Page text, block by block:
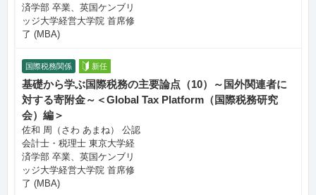
済学部 卒業、英国ケンブリ
ッジ大学経営大学院 首席修
了 (MBA)
国際税務関係 新任
基礎から学ぶ国際税務の主要論点（10）～国外関連者に
対する寄附金～＜Global Tax Platform（国際税務研究
会）編＞
佐和 周（さわ あまね） 公認
会計士・税理士 東京大学経
済学部 卒業、英国ケンブリ
ッジ大学経営大学院 首席修
了 (MBA)